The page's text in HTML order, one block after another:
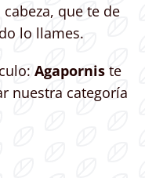
que te de
lo llames.
Agapornis te
nuestra categoría